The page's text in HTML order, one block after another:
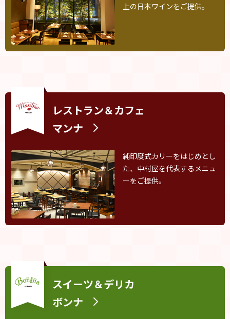
上の日本ワインをご提供。
レストラン＆カフェ
マンナ
純印度式カリーをはじめとし
た、中村屋を代表するメニュ
ーをご提供。
スイーツ＆デリカ
ボンナ